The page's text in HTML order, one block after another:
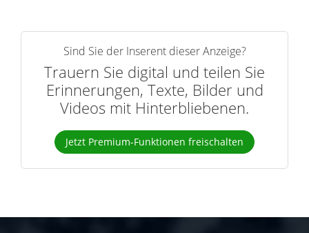
Sind Sie der Inserent dieser Anzeige?
Trauern Sie digital und teilen Sie
Erinnerungen, Texte, Bilder und
Videos mit Hinterbliebenen.
Jetzt Premium-Funktionen freischalten